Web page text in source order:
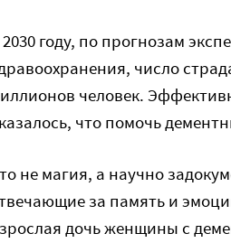
году, по прогнозам
число
человек.
что помочь
не магия, а научно
за память и
дочь женщины с